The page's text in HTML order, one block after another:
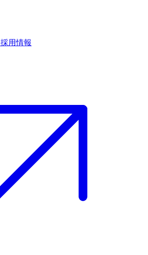
採用情報